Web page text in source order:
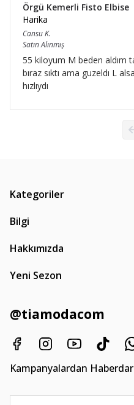
Örgü Kemerli Fisto Elbise
Harika
CansuK.
Satın Alınmış
55 kiloyum M beden aldım
bıraz sıktı ama guzeldı L
hızlıydı
Kategoriler
Bilgi
Hakkımızda
Yeni Sezon
@tiamodacom
Kampanyalardan